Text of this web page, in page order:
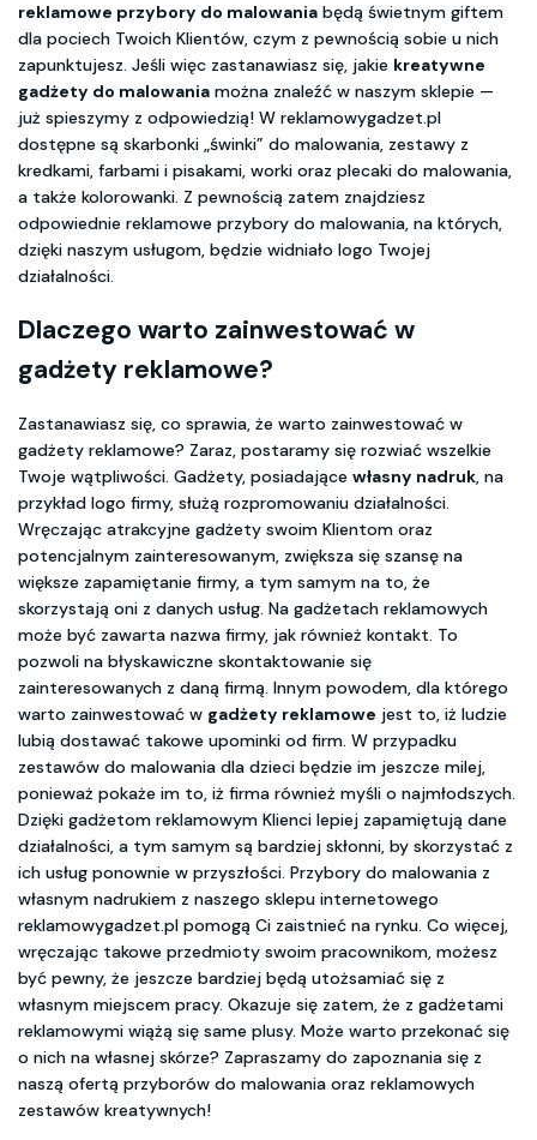
reklamowe przybory do malowania będą świetnym giftem
dla pociech Twoich Klientów, czym z pewnością sobie u nich
zapunktujesz. Jeśli więc zastanawiasz się, jakie kreatywne
gadżety do malowania można znaleźć w naszym sklepie —
już spieszymy z odpowiedzią! W reklamowygadzet.pl
dostępne są skarbonki „świnki” do malowania, zestawy z
kredkami, farbami i pisakami, worki oraz plecaki do malowania,
a także kolorowanki. Z pewnością zatem znajdziesz
odpowiednie reklamowe przybory do malowania, na których,
dzięki naszym usługom, będzie widniało logo Twojej
działalności.
Dlaczego warto zainwestować w
gadżety reklamowe?
Zastanawiasz się, co sprawia, że warto zainwestować w
gadżety reklamowe? Zaraz, postaramy się rozwiać wszelkie
Twoje wątpliwości. Gadżety, posiadające własny nadruk, na
przykład logo firmy, służą rozpromowaniu działalności.
Wręczając atrakcyjne gadżety swoim Klientom oraz
potencjalnym zainteresowanym, zwiększa się szansę na
większe zapamiętanie firmy, a tym samym na to, że
skorzystają oni z danych usług. Na gadżetach reklamowych
może być zawarta nazwa firmy, jak również kontakt. To
pozwoli na błyskawiczne skontaktowanie się
zainteresowanych z daną firmą. Innym powodem, dla którego
warto zainwestować w gadżety reklamowe jest to, iż ludzie
lubią dostawać takowe upominki od firm. W przypadku
zestawów do malowania dla dzieci będzie im jeszcze milej,
ponieważ pokaże im to, iż firma również myśli o najmłodszych.
Dzięki gadżetom reklamowym Klienci lepiej zapamiętują dane
działalności, a tym samym są bardziej skłonni, by skorzystać z
ich usług ponownie w przyszłości. Przybory do malowania z
własnym nadrukiem z naszego sklepu internetowego
reklamowygadzet.pl pomogą Ci zaistnieć na rynku. Co więcej,
wręczając takowe przedmioty swoim pracownikom, możesz
być pewny, że jeszcze bardziej będą utożsamiać się z
własnym miejscem pracy. Okazuje się zatem, że z gadżetami
reklamowymi wiążą się same plusy. Może warto przekonać się
o nich na własnej skórze? Zapraszamy do zapoznania się z
naszą ofertą przyborów do malowania oraz reklamowych
zestawów kreatywnych!